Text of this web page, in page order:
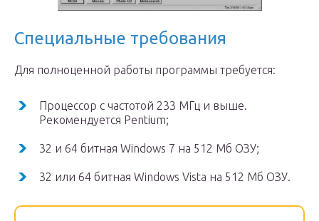
Специальные требования
Для полноценной работы программы требуется:
Процессор с частотой 233 МГц и выше.
Рекомендуется Pentium;
32 и 64 битная Windows 7 на 512 Мб ОЗУ;
32 или 64 битная Windows Vista на 512 Мб ОЗУ.